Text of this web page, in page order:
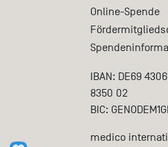
Online-Spende
IBAN: DE69
8350 02
BIC:
medico